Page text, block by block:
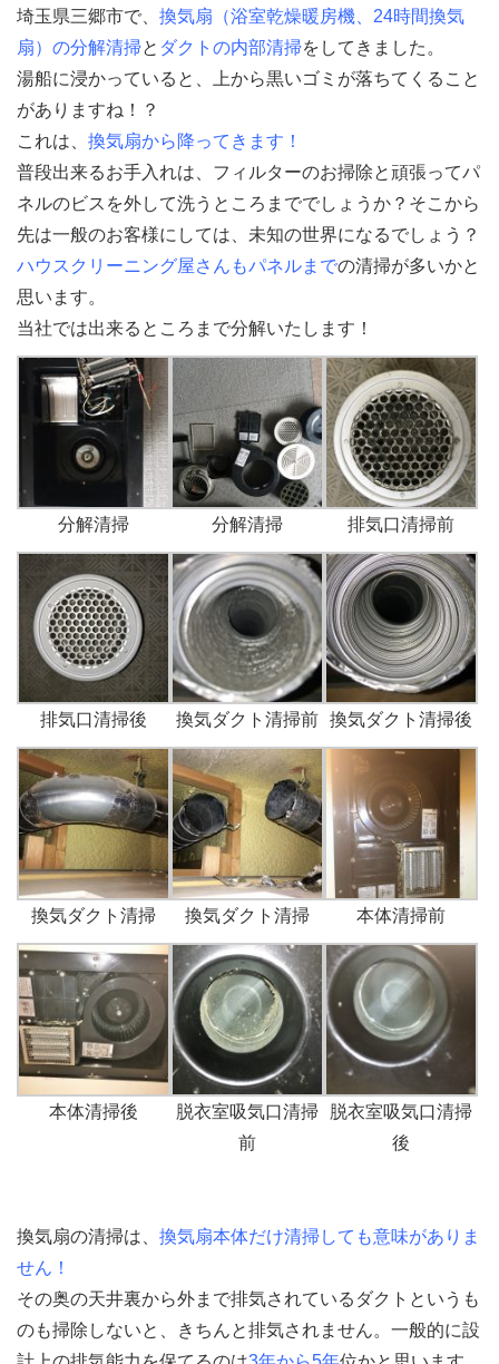
埼玉県三郷市で、 換気扇（浴室乾燥暖房機、24時間換気
扇）の分解清掃と ダクトの内部清掃をしてきました。
湯船に浸かっていると、上から黒いゴミが落ちてくること
がありますね！？
これは、 換気扇から降ってきます！
普段出来るお手入れは、フィルターのお掃除と頑張ってパ
ネルのビスを外して洗うところまででしょうか？そこから
先は一般のお客様にしては、未知の世界になるでしょう？
ハウスクリーニング屋さんもパネルまでの清掃が多いかと
思います。
当社では出来るところまで分解いたします！
分解清掃 分解清掃 排気口清掃前
排気口清掃後 換気ダクト清掃前 換気ダクト清掃後
換気ダクト清掃 換気ダクト清掃 本体清掃前
本体清掃後
脱衣室吸気口清掃
前
脱衣室吸気口清掃
後
換気扇の清掃は、 換気扇本体だけ清掃しても意味がありま
せん！
その奥の天井裏から外まで排気されているダクトというも
のも掃除しないと、きちんと排気されません。一般的に設